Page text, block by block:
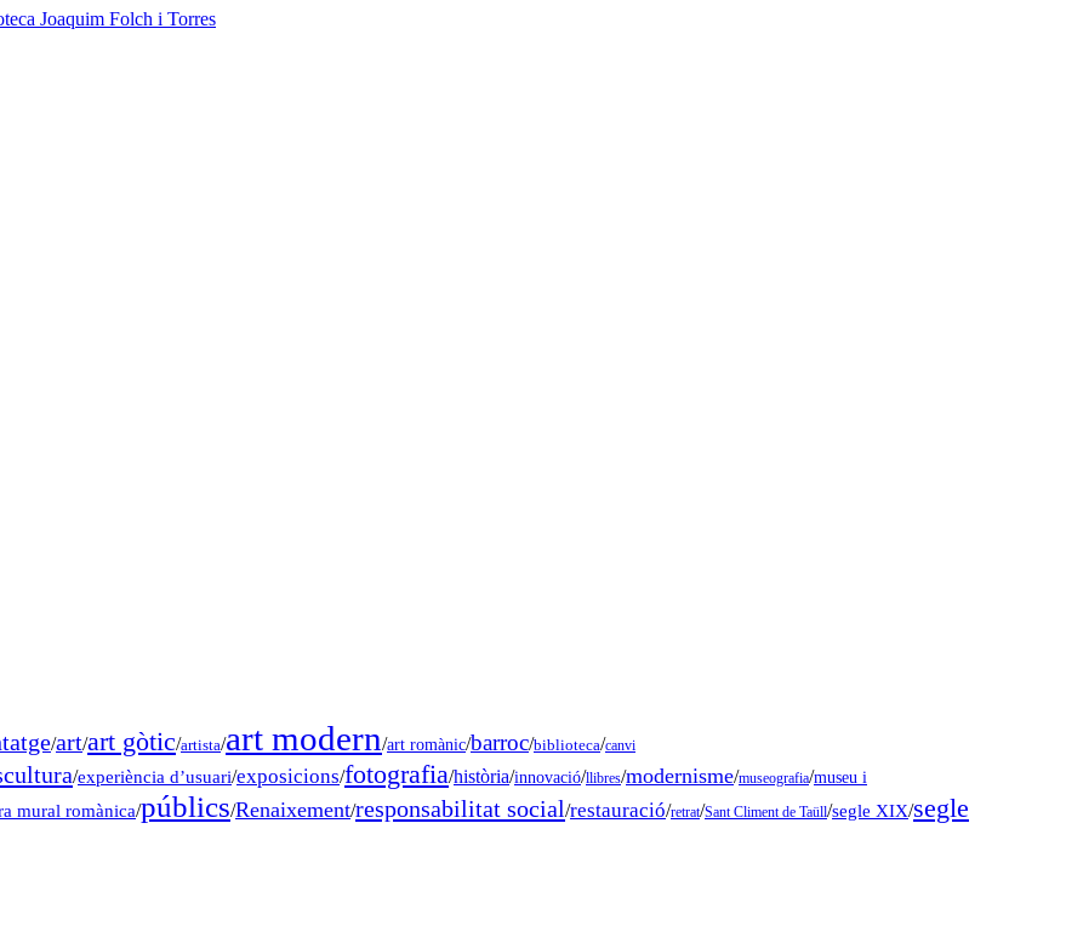
Joaquim Folch i Torres
/art/art gòtic/artista/art modern/art romànic/barroc/biblioteca/canvi
/experiència d’usuari/exposicions/fotografia/història/innovació/llibres/modernisme/museografia/museu i
mural romànica/públics/Renaixement/responsabilitat social/restauració/retrat/Sant Climent de Taüll/segle XIX/segle